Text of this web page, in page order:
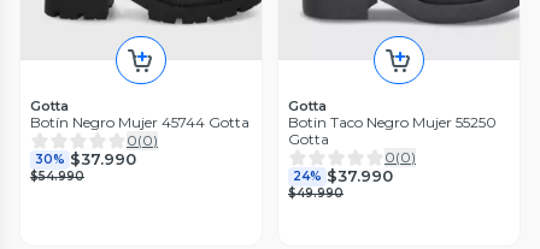
Gotta
Botín Negro Mujer 45744 Gotta
0(0)
30% $37.990
$54.990
Gotta
Botin Taco Negro Mujer 55250
Gotta
0(0)
24% $37.990
$49.990